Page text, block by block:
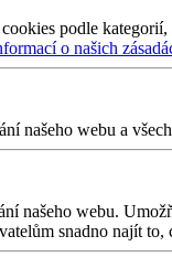
podle
o našich
našeho webu a
našeho webu.
snadno najít